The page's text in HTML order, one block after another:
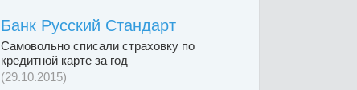
Банк Русский Стандарт
Самовольно списали страховку по
кредитной карте за год
(29.10.2015)